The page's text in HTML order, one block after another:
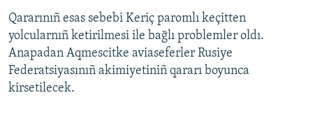
Qararınıñ esas sebebi Keriç paromlı keçitten
yolcularnıñ ketirilmesi ile bağlı problemler oldı.
Anapadan Aqmescitke aviaseferler Rusiye
Federatsiyasınıñ akimiyetiniñ qararı boyunca
kirsetilecek.